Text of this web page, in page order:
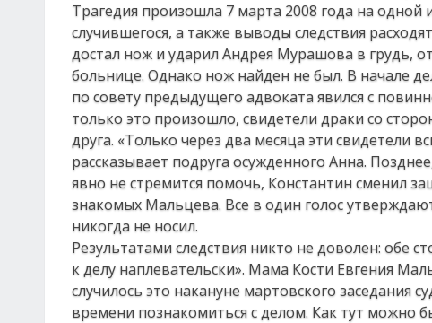
Трагедия произошла 7 марта 2008 года на одной
случившегося, а также выводы следствия
достал нож и ударил Андрея Мурашова в грудь,
больнице. Однако нож найден не был. В начале
по совету предыдущего адвоката явился с
только это произошло, свидетели драки со
друга. «Только через два месяца эти свидетели
рассказывает подруга осужденного Анна.
явно не стремится помочь, Константин сменил
знакомых Мальцева. Все в один голос
никогда не носил.
Результатами следствия никто не доволен: обе
к делу наплевательски». Мама Кости Евгения
случилось это накануне мартовского заседания
времени познакомиться с делом. Как тут